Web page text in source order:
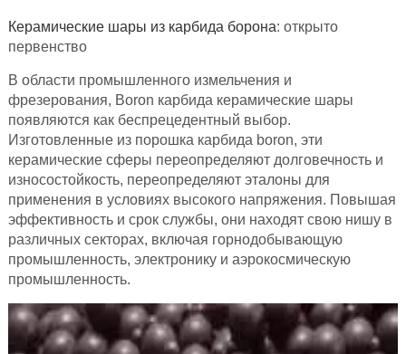
Керамические шары из карбида борона: открыто
первенство
В области промышленного измельчения и
фрезерования, Boron карбида керамические шары
появляются как беспрецедентный выбор.
Изготовленные из порошка карбида boron, эти
керамические сферы переопределяют долговечность и
износостойкость, переопределяют эталоны для
применения в условиях высокого напряжения. Повышая
эффективность и срок службы, они находят свою нишу в
различных секторах, включая горнодобывающую
промышленность, электронику и аэрокосмическую
промышленность.